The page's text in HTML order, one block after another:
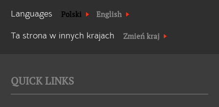
Languages Polski English
Ta strona w innych krajach Zmień kraj
QUICK LINKS